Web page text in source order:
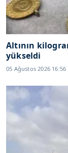
Altının
yükseldi
05 Ağustos 2026 16:56